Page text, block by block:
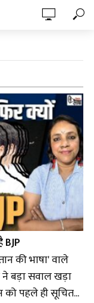
की भाषा' वाले
बड़ा सवाल खड़ा
को पहले ही सूचित...